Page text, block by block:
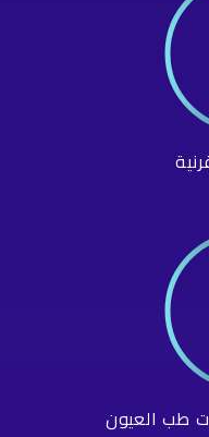
طب العيون